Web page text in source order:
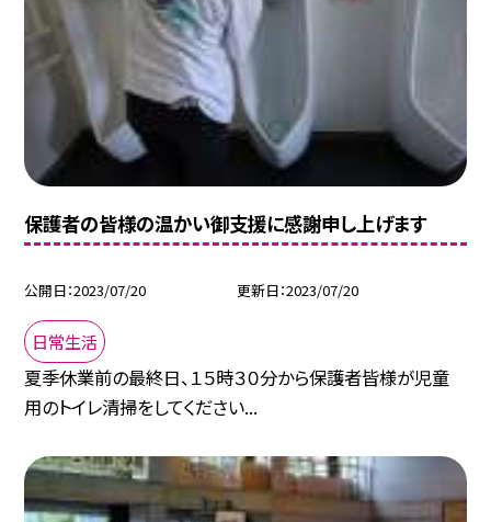
保護者の皆様の温かい御支援に感謝申し上げます
公開日 2023/07/20 更新日 2023/07/20
日常生活
夏季休業前の最終日、１５時３０分から保護者皆様が児童
用のトイレ清掃をしてください...